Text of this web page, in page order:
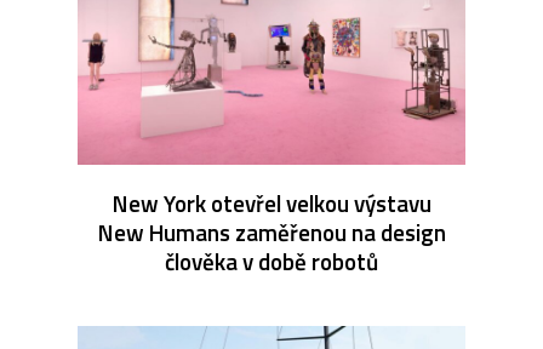
New York otevřel velkou výstavu
New Humans zaměřenou na design
člověka v době robotů